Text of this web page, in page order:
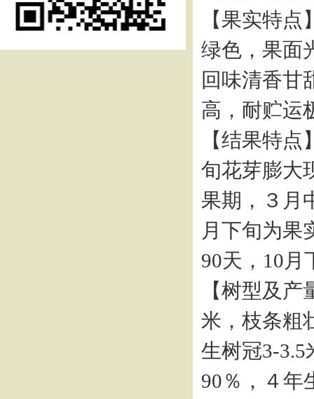
【果实特
绿色，果面
回味清香甘
高，耐贮运
【结果特
旬花芽膨大
果期，３月
月下旬为果
90天，10月
【树型及
米，枝条粗
生树冠3-3.5
90％，４年